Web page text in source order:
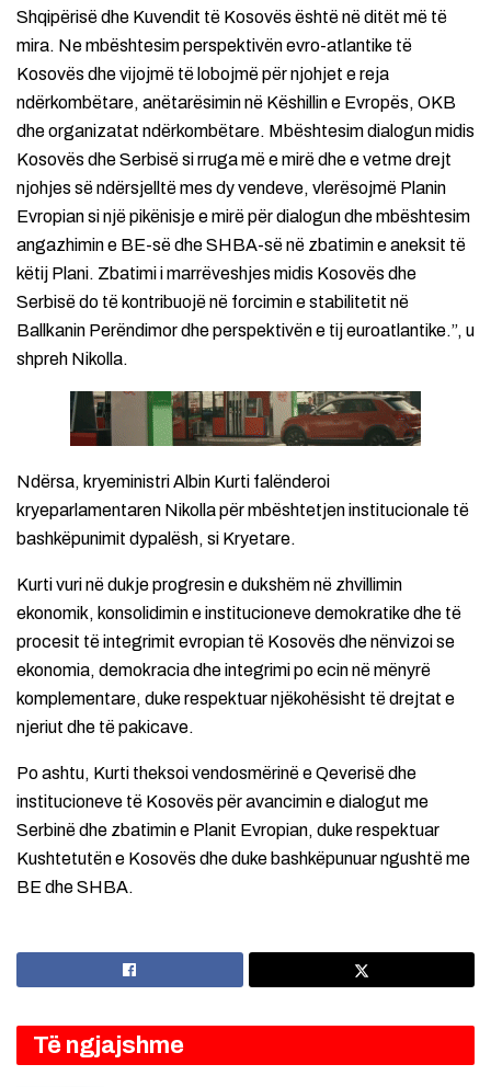
Shqipërisë dhe Kuvendit të Kosovës është në ditët më të
mira. Ne mbështesim perspektivën evro-atlantike të
Kosovës dhe vijojmë të lobojmë për njohjet e reja
ndërkombëtare, anëtarësimin në Këshillin e Evropës, OKB
dhe organizatat ndërkombëtare. Mbështesim dialogun midis
Kosovës dhe Serbisë si rruga më e mirë dhe e vetme drejt
njohjes së ndërsjelltë mes dy vendeve, vlerësojmë Planin
Evropian si një pikënisje e mirë për dialogun dhe mbështesim
angazhimin e BE-së dhe SHBA-së në zbatimin e aneksit të
këtij Plani. Zbatimi i marrëveshjes midis Kosovës dhe
Serbisë do të kontribuojë në forcimin e stabilitetit në
Ballkanin Perëndimor dhe perspektivën e tij euroatlantike.”, u
shpreh Nikolla.
Ndërsa, kryeministri Albin Kurti falënderoi
kryeparlamentaren Nikolla për mbështetjen institucionale të
bashkëpunimit dypalësh, si Kryetare.
Kurti vuri në dukje progresin e dukshëm në zhvillimin
ekonomik, konsolidimin e institucioneve demokratike dhe të
procesit të integrimit evropian të Kosovës dhe nënvizoi se
ekonomia, demokracia dhe integrimi po ecin në mënyrë
komplementare, duke respektuar njëkohësisht të drejtat e
njeriut dhe të pakicave.
Po ashtu, Kurti theksoi vendosmërinë e Qeverisë dhe
institucioneve të Kosovës për avancimin e dialogut me
Serbinë dhe zbatimin e Planit Evropian, duke respektuar
Kushtetutën e Kosovës dhe duke bashkëpunuar ngushtë me
BE dhe SHBA.
Të ngjajshme